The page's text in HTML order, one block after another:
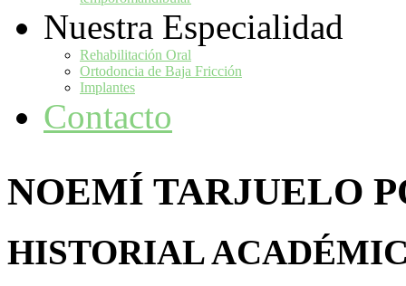
Nuestra Especialidad
Rehabilitación Oral
Ortodoncia de Baja Fricción
Implantes
Contacto
NOEMÍ TARJUELO
HISTORIAL